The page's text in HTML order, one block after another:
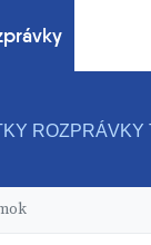
ROZPRÁVKY